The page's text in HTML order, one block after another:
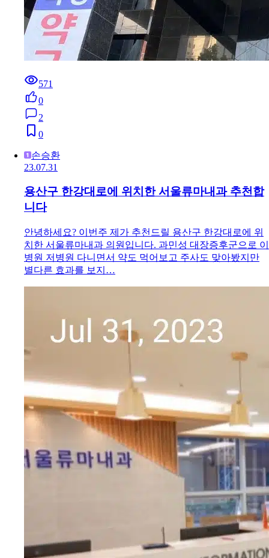
571
0
2
0
손승환
23.07.31
용산구 한강대로에 위치한 서울류마내과 추천합
니다
안녕하세요? 이번주 제가 추천드릴 용산구 한강대로에 위
치한 서울류마내과 의원입니다. 과민성 대장증후군으로 이
병원 저병원 다니면서 약도 먹어보고 주사도 맞아봤지만
별다른 효과를 보지…